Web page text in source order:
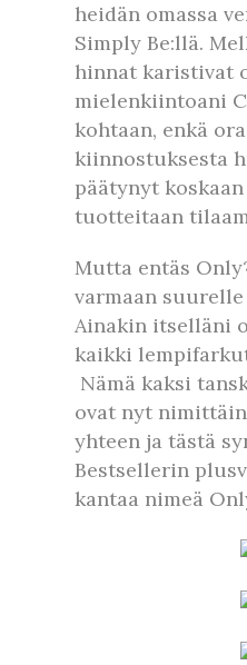
heidän omassa
Simply Be:llä.
hinnat karistivat
mielenkiintoani
kohtaan, enkä
kiinnostuksesta
päätynyt
tuotteitaan
Mutta entäs
varmaan
Ainakin itselläni
kaikki
Nämä kaksi
ovat nyt
yhteen ja tästä
Bestsellerin
kantaa nimeä